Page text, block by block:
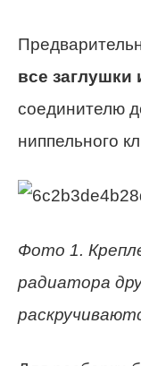
все заглушки
соединителю
ниппельного
Фото 1.
радиатора